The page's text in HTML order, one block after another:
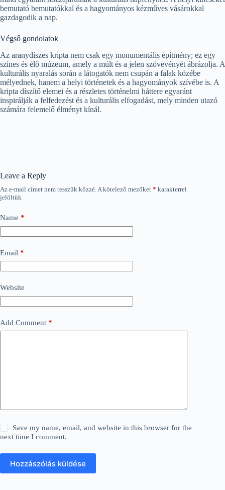
bemutató bemutatókkal és a hagyományos kézműves vásárokkal
gazdagodik a nap.
Végső gondolatok
Az aranydíszes kripta nem csak egy monumentális építmény; ez egy
színes és élő múzeum, amely a múlt és a jelen szövevényét ábrázolja. A
kulturális nyaralás során a látogatók nem csupán a falak közébe
mélyednek, hanem a helyi történetek és a hagyományok szívébe is. A
kripta díszítő elemei és a részletes történelmi háttere egyaránt
inspirálják a felfedezést és a kulturális elfogadást, mely minden utazó
számára felemelő élményt kínál.
Leave a Reply
Az e-mail címet nem tesszük közzé.A kötelező mezőket * karakterrel
jelöltük
Name *
Email *
Website
Add Comment *
Save my name, email, and website in this browser for the
next time I comment.
Hozzászólás küldése